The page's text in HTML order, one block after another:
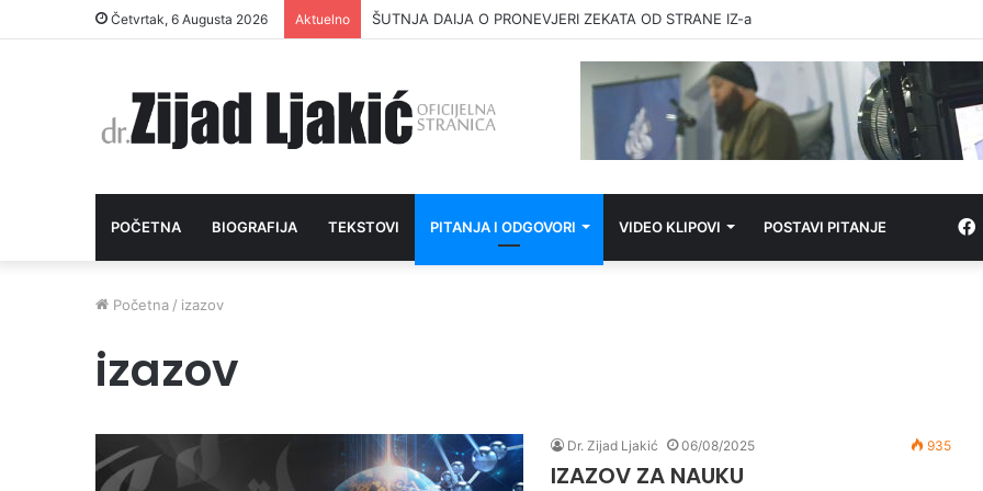
Četvrtak, 6 Augusta 2026 Aktuelno ŠUTNJA DAIJA O PRONEVJERI ZEKATA OD STRANE IZ-a
POČETNA BIOGRAFIJA TEKSTOVI PITANJA I ODGOVORI VIDEO KLIPOVI POSTAVI PITANJE
Početna / izazov
izazov
Dr. Zijad Ljakić 06/08/2025 935
IZAZOV ZA NAUKU